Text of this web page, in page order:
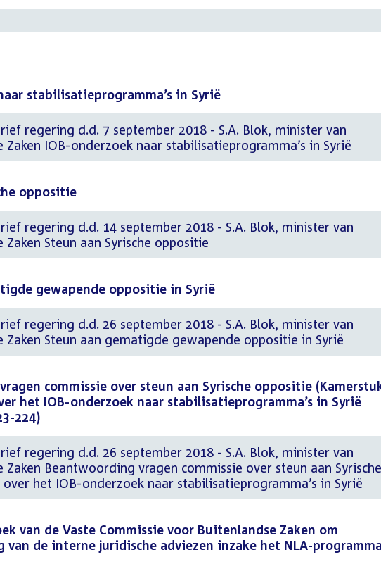
stabilisatieprogramma’s in Syrië
regering d.d. 7 september 2018 - S.A. Blok, minister van
Zaken IOB-onderzoek naar stabilisatieprogramma’s in Syrië
oppositie
regering d.d. 14 september 2018 - S.A. Blok, minister van
Zaken Steun aan Syrische oppositie
gewapende oppositie in Syrië
regering d.d. 26 september 2018 - S.A. Blok, minister van
Zaken Steun aan gematigde gewapende oppositie in Syrië
commissie over steun aan Syrische oppositie
het IOB-onderzoek naar stabilisatieprogramma’s in Syrië
224)
regering d.d. 26 september 2018 - S.A. Blok, minister van
Zaken Beantwoording vragen commissie over steun aan Syrische
het IOB-onderzoek naar stabilisatieprogramma’s in Syrië
van de Vaste Commissie voor Buitenlandse Zaken om
van de interne juridische adviezen inzake het NLA-